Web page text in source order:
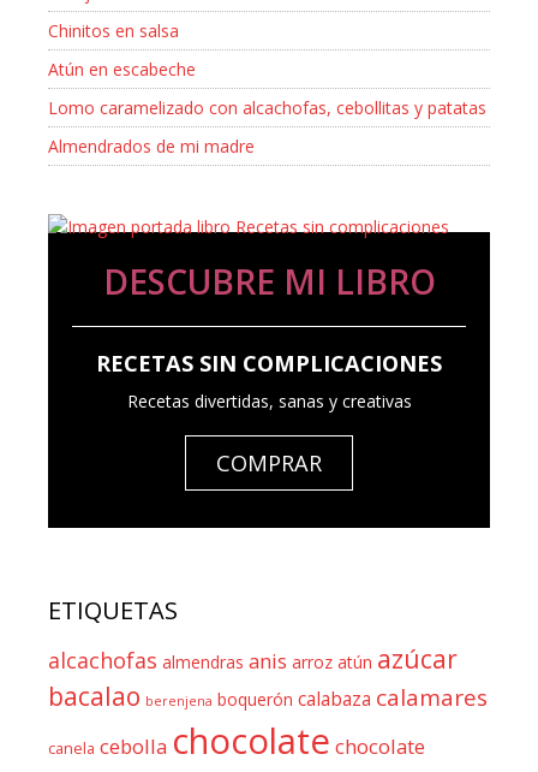
Chinitos en salsa
Atún en escabeche
Lomo caramelizado con alcachofas, cebollitas y patatas
Almendrados de mi madre
DESCUBRE MI LIBRO
RECETAS SIN COMPLICACIONES
Recetas divertidas, sanas y creativas
COMPRAR
ETIQUETAS
alcachofas almendras anis arroz atún azúcar
bacalao berenjena boquerón calabaza calamares
canela cebolla chocolate chocolate